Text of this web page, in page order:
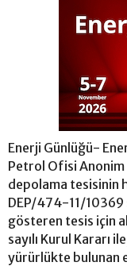
Enerji Günlüğü-
Petrol Ofisi Anonim
depolama tesisinin
DEP/474-11/10369
gösteren tesis için
sayılı Kurul Kararı
yürürlükte bulunan